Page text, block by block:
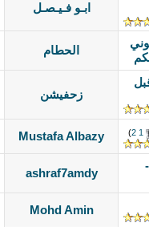
ابـو فـيـصـل
الحطام
2010 من قبل
زحفيشن
1
2
)
Mustafa Albazy
ashraf7amdy
Mohd Amin